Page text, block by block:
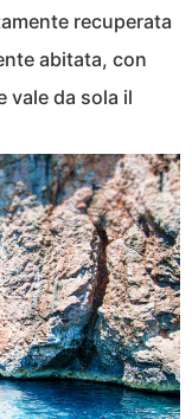
recuperata
abitata, con
vale da sola il